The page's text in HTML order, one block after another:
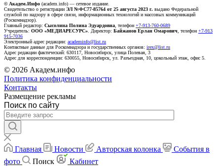
© Академ.Инфо (academ.info) — сетевое издание.
Свидетельство о регистрации ЭЛ №ФС77-85764 от 25 августа 2023 г. выдано Федеральной
службой по надзору в сфере связи, информационных технологий и массовых коммуникаций
(Роскомнадзор).
Главный редактор: Сысолина Полина Эдуардовна , телефон +7-913-760-0689
Учредитель: ООО «МЕДИАРЕСУРС» . Директор: Байжанов Ерлан Омарович , телефон +7-913
915-7036
Электронный адрес редакции: academinfo@list.ru
Контактные данные для Роскомнадзора и государственных органов: irex@list.ru
Адрес редакции фактический: 630117, Новосибирск, улица Полевая, 3
Адрес для корреспонденции: 630055, Новосибирск, ул. Разъездная, 10, цокольный этаж, офис 5.
© 2026 Академ.инфо
Политика конфиденциальности
Контакты
Размещение рекламы
Поиск по сайту
Главная Новости Авторская колонка
События в
фото
Поиск Кабинет